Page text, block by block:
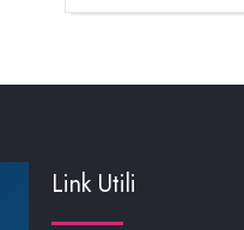
Link Utili